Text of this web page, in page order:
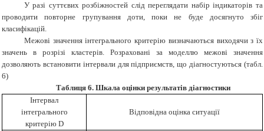
У разі суттєвих розбіжностей слід переглядати набір індикаторів та
проводити повторне групування доти, поки не буде досягнуто збіг
класифікацій.
Межові значення інтегрального критерію визначаються виходячи з їх
значень в розрізі кластерів. Розраховані за моделлю межові значення
дозволяють встановити інтервали для підприємств, що діагностуються (табл.
6)
Таблиця 6. Шкала оцінки результатів діагностики
Інтервал
інтегрального
критерію D
Відповідна оцінка ситуації